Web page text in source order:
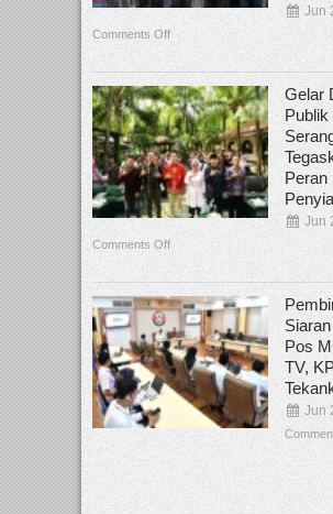
Jun
Comments Off
Gelar
Publik
Peran
Jun
Comments Off
Pos
TV,
Jun